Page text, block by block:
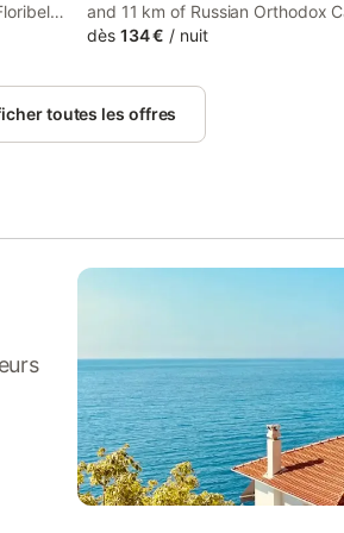
free
and 11 km of Russian Orthodox
Twenty Rent provides rooms with
Cagnes-sur-Mer.
dès 134 € / nuit
toutes les offres